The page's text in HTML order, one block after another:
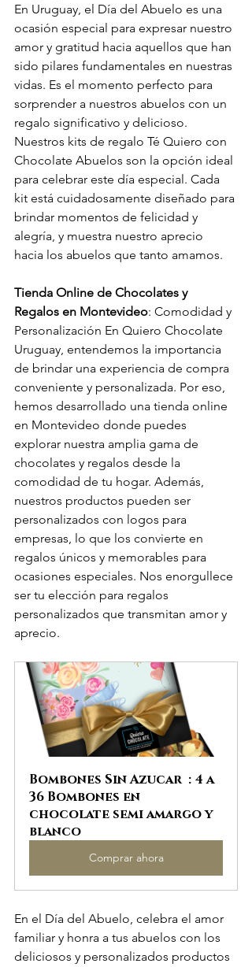
En Uruguay, el Día del Abuelo es una
ocasión especial para expresar nuestro
amor y gratitud hacia aquellos que han
sido pilares fundamentales en nuestras
vidas. Es el momento perfecto para
sorprender a nuestros abuelos con un
regalo significativo y delicioso.
Nuestros kits de regalo Té Quiero con
Chocolate Abuelos son la opción ideal
para celebrar este día especial. Cada
kit está cuidadosamente diseñado para
brindar momentos de felicidad y
alegría, y muestra nuestro aprecio
hacia los abuelos que tanto amamos.
Tienda Online de Chocolates y
Regalos en Montevideo: Comodidad y
Personalización En Quiero Chocolate
Uruguay, entendemos la importancia
de brindar una experiencia de compra
conveniente y personalizada. Por eso,
hemos desarrollado una tienda online
en Montevideo donde puedes
explorar nuestra amplia gama de
chocolates y regalos desde la
comodidad de tu hogar. Además,
nuestros productos pueden ser
personalizados con logos para
empresas, lo que los convierte en
regalos únicos y memorables para
ocasiones especiales. Nos enorgullece
ser tu elección para regalos
personalizados que transmitan amor y
aprecio.
Bombones Sin Azucar  : 4 a
36 Bombones en
chocolate semi amargo y
blanco
Comprar ahora
En el Día del Abuelo, celebra el amor
familiar y honra a tus abuelos con los
deliciosos y personalizados productos